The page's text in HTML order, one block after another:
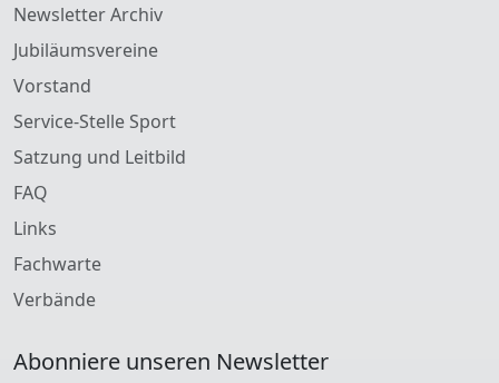
Newsletter Archiv
Jubiläumsvereine
Vorstand
Service-Stelle Sport
Satzung und Leitbild
FAQ
Links
Fachwarte
Verbände
Abonniere unseren Newsletter